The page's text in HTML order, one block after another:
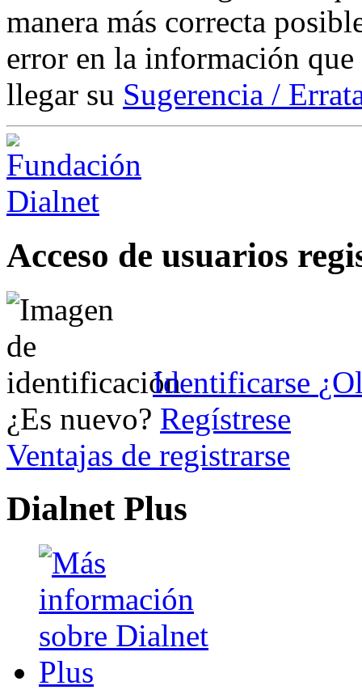
manera más correcta
error en la información
llegar su Sugerencia /
Acceso de usuarios
Identificarse
¿Es nuevo? Regístrese
Ventajas de registrarse
Dialnet Plus